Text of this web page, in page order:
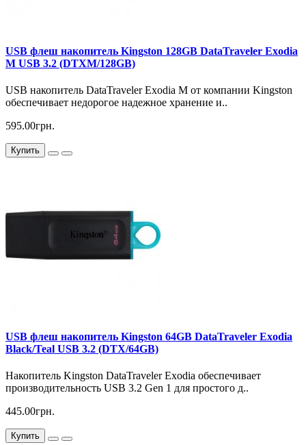
USB флеш накопитель Kingston 128GB DataTraveler Exodia
M USB 3.2 (DTXM/128GB)
USB накопитель DataTraveler Exodia M от компании Kingston
обеспечивает недорогое надежное хранение и..
595.00грн.
Купить
USB флеш накопитель Kingston 64GB DataTraveler Exodia
Black/Teal USB 3.2 (DTX/64GB)
Накопитель Kingston DataTraveler Exodia обеспечивает
производительность USB 3.2 Gen 1 для простого д..
445.00грн.
Купить